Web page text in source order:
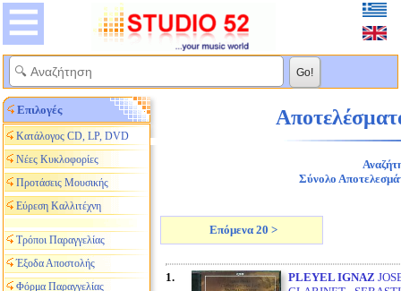
Επιλογές
Κατάλογος CD, LP, DVD
Νέες Κυκλοφορίες
Προτάσεις Μουσικής
Εύρεση Καλλιτέχνη
Τρόποι Παραγγελίας
Έξοδα Αποστολής
Φόρμα Παραγγελίας
Σύνολο
Επόμενα 20 >
1. PLEYEL IGNAZ